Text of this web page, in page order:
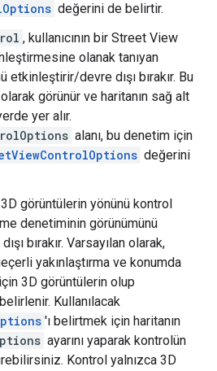
değerini de belirtir.
, kullanıcının bir Street View
olanak tanıyan
etkinleştirir/devre dışı bırakır. Bu
görünür ve haritanın sağ alt
yer alır.
alanı, bu denetim için
değerini
görüntülerin yönünü kontrol
denetiminin görünümünü
bırakır. Varsayılan olarak,
yakınlaştırma ve konumda
3D görüntülerin olup
Kullanılacak
'ı belirtmek için haritanın
ayarını yaparak kontrolün
Kontrol yalnızca 3D